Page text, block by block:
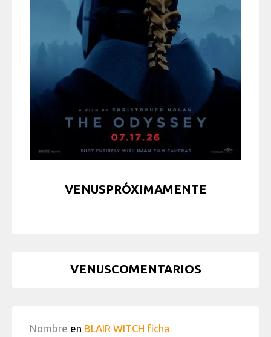
VENUSPRÓXIMAMENTE
VENUSCOMENTARIOS
Nombre en BLAIR WITCH ficha